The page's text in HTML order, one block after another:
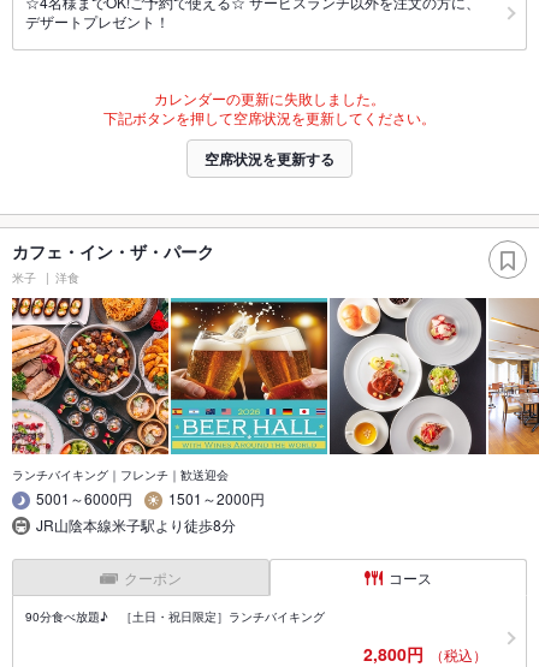
デザートプレゼント！
カレンダーの更新に失敗しました。
下記ボタンを押して空席状況を更新してください。
空席状況を更新する
カフェ・イン・ザ・パーク
米子 洋食
ランチバイキング｜フレンチ｜歓送迎会
5001～6000円
1501～2000円
JR山陰本線米子駅より徒歩8分
クーポン コース
90分食べ放題♪ ［土日・祝日限定］ランチバイキング
2,800円 （税込）